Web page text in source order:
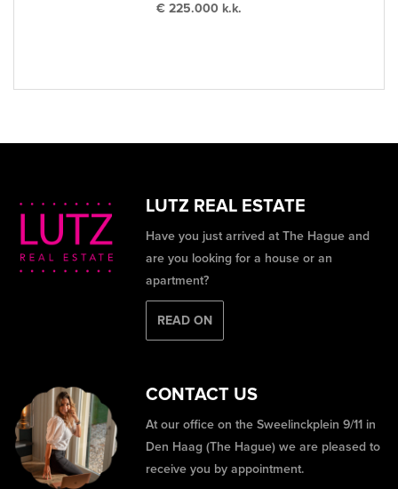
€ 225.000 k.k.
LUTZ REAL ESTATE
Have you just arrived at The Hague and
are you looking for a house or an
apartment?
READ ON
CONTACT US
At our office on the Sweelinckplein 9/11 in
Den Haag (The Hague) we are pleased to
receive you by appointment.